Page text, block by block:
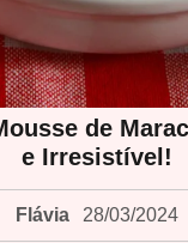
de
e Irresistível!
Flávia 28/03/2024